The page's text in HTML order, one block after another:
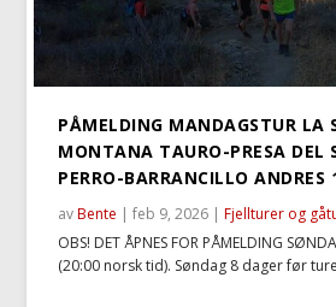
PÅMELDING MANDAGSTUR LA
MONTANA TAURO-PRESA DEL
PERRO-BARRANCILLO ANDRES
avBente |feb 9, 2026 |Fjellturer og
OBS! DET ÅPNES FOR PÅMELDING
(20:00 norsk tid). Søndag 8 dager før